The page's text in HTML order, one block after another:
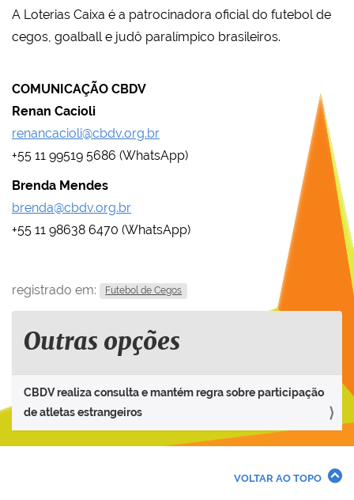
A Loterias Caixa é a patrocinadora oficial do futebol de
cegos, goalball e judô paralímpico brasileiros.
COMUNICAÇÃO CBDV
Renan Cacioli
renancacioli@cbdv.org.br
+55 11 99519 5686 (WhatsApp)
Brenda Mendes
brenda@cbdv.org.br
+55 11 98638 6470 (WhatsApp)
registrado em: Futebol de Cegos
Outras opções
CBDV realiza consulta e mantém regra sobre participação
de atletas estrangeiros
VOLTAR AO TOPO